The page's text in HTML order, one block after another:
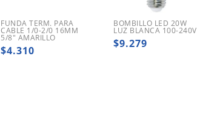
FUNDA TERM. PARA
CABLE 1/0-2/0 16MM
5/8″ AMARILLO
$4.310
BOMBILLO LED 20W
LUZ BLANCA 100-240V
$9.279